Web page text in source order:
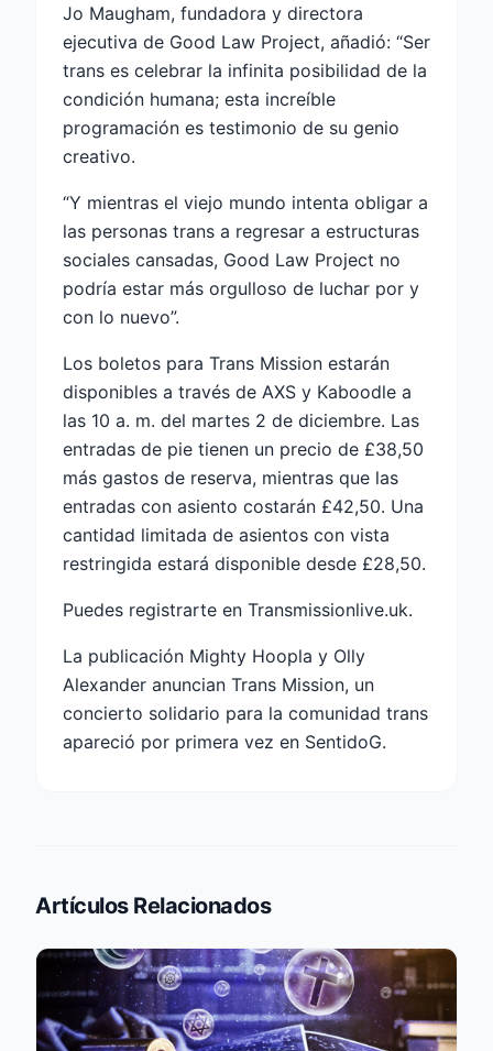
Jo Maugham, fundadora y directora
ejecutiva de Good Law Project, añadió: “Ser
trans es celebrar la infinita posibilidad de la
condición humana; esta increíble
programación es testimonio de su genio
creativo.
“Y mientras el viejo mundo intenta obligar a
las personas trans a regresar a estructuras
sociales cansadas, Good Law Project no
podría estar más orgulloso de luchar por y
con lo nuevo”.
Los boletos para Trans Mission estarán
disponibles a través de AXS y Kaboodle a
las 10 a. m. del martes 2 de diciembre. Las
entradas de pie tienen un precio de £38,50
más gastos de reserva, mientras que las
entradas con asiento costarán £42,50. Una
cantidad limitada de asientos con vista
restringida estará disponible desde £28,50.
Puedes registrarte en Transmissionlive.uk.
La publicación Mighty Hoopla y Olly
Alexander anuncian Trans Mission, un
concierto solidario para la comunidad trans
apareció por primera vez en SentidoG.
Artículos Relacionados